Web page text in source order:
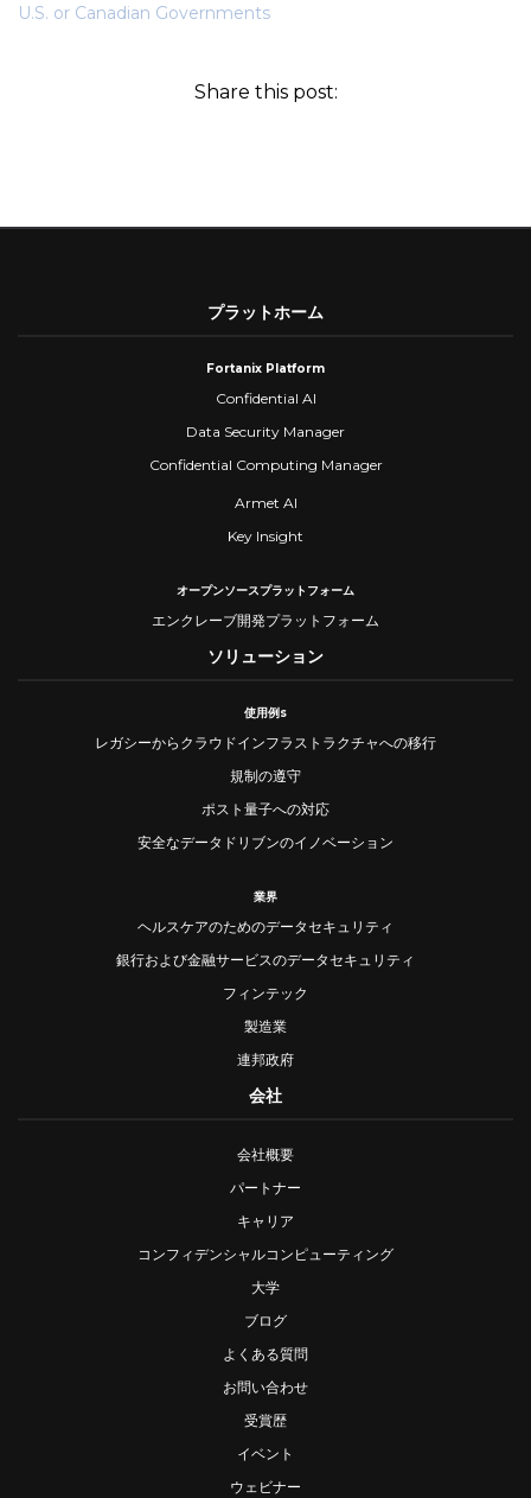
U.S. or Canadian Governments
Share this post:
プラットホーム
Fortanix Platform
Confidential AI
Data Security Manager
Confidential Computing Manager
Armet AI
Key Insight
オープンソースプラットフォーム
エンクレーブ開発プラットフォーム
ソリューション
使用例s
レガシーからクラウドインフラストラクチャへの移行
規制の遵守
ポスト量子への対応
安全なデータドリブンのイノベーション
業界
ヘルスケアのためのデータセキュリティ
銀行および金融サービスのデータセキュリティ
フィンテック
製造業
連邦政府
会社
会社概要
パートナー
キャリア
コンフィデンシャルコンピューティング
大学
ブログ
よくある質問
お問い合わせ
受賞歴
イベント
ウェビナー